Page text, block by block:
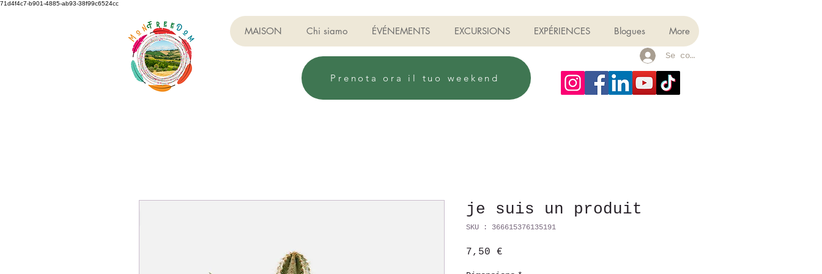
71d4f4c7-b901-4885-ab93-38f99c6524cc
MAISON Chi siamo ÉVÉNEMENTS EXCURSIONS EXPÉRIENCES Blogues More
Se connecter
Prenota ora il tuo weekend
je suis un produit
SKU : 366615376135191
7,50 €